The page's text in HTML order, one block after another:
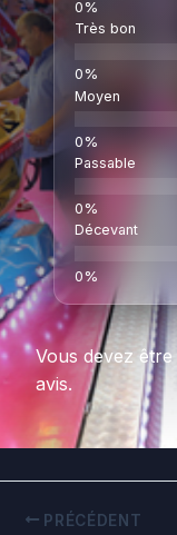
Très bon
Moyen
Passable
Décevant
Vous devez être
avis.
PRÉCÉDENT